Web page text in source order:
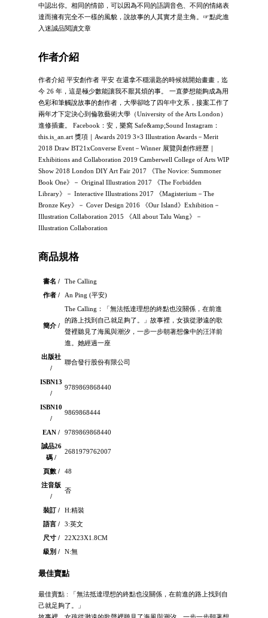
中認出你。相同的情節，可以因為不同的語調音色、不同的情緒表
達而擁有完全不一樣的風貌，說故事的人其實才是主角。☞點此進
入迷誠品閱讀文章
作者介紹
作者介紹 平安創作者 平安 在還拿不穩湯匙的時候就開始畫畫，迄
今 26 年，這是極少數能讓我不厭其煩的事。 一直夢想能夠成為用
色彩和筆觸說故事的創作者，大學卻唸了四年中文系，接案工作了
兩年才下定決心到倫敦藝術大學（University of the Arts London）
進修插畫。 Facebook：安，樂窩 Safe&amp;Sound Instagram：
this.is_an.art 獎項｜Awards 2019 3×3 Illustration Awards－Merit
2018 Draw BT21xConverse Event－Winner 展覽與創作經歷｜
Exhibitions and Collaboration 2019 Camberwell College of Arts WIP
Show 2018 London DIY Art Fair 2017 《The Novice: Summoner
Book One》－ Original Illustration 2017 《The Forbidden
Library》－ Interactive Illustrations 2017 《Magisterium－The
Bronze Key》－ Cover Design 2016 《Our Island》Exhibition－
Illustration Collaboration 2015 《All about Talu Wang》－
Illustration Collaboration
商品規格
書名 /
The Calling
作者 /
An Ping (平安)
簡介 /
The Calling：「無法抵達理想的終點也沒關係，在前進
的路上找到自己就足夠了。」故事裡，女孩從渺遠的歌
聲裡聽見了海風與潮汐，一步一步朝著想像中的汪洋前
進。她經過一座
出版社
/
聯合發行股份有限公司
ISBN13
/
9789869868440
ISBN10
/
9869868444
EAN /
9789869868440
誠品26
碼 /
2681979762007
頁數 /
48
注音版
/
否
裝訂 /
H:精裝
語言 /
3:英文
尺寸 /
22X23X1.8CM
級別 /
N:無
最佳賣點
最佳賣點 : 「無法抵達理想的終點也沒關係，在前進的路上找到自
己就足夠了。」
故事裡，女孩從渺遠的歌聲裡聽見了海風與潮汐，一步一步朝著想